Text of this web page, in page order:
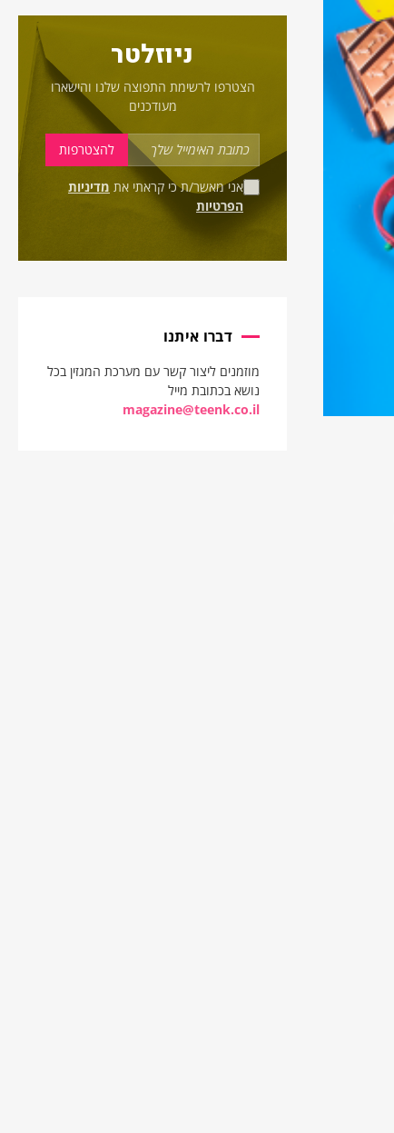
ניוזלטר
הצטרפו לרשימת התפוצה שלנו והישארו
מעודכנים
אני מאשר/ת כי קראתי את מדיניות
הפרטיות
דברו איתנו
מוזמנים ליצור קשר עם מערכת המגזין בכל
נושא בכתובת מייל
magazine@teenk.co.il